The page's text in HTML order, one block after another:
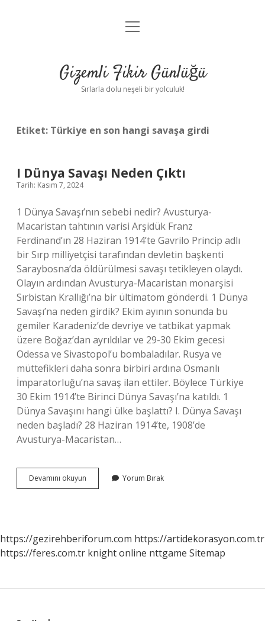
Anasayfa
Yasal Uyarı
menüyü
Gizemli Fikir Günlüğü
Sırlarla dolu neşeli bir yolculuk!
Etiket: Türkiye en son hangi savaşa girdi
I Dünya Savaşı Neden Çıktı
Tarih: Kasım 7, 2024
1 Dünya Savaşı’nın sebebi nedir? Avusturya-
Macaristan tahtının varisi Arşidük Franz
Ferdinand’ın 28 Haziran 1914’te Gavrilo Princip adlı
bir Sırp milliyetçisi tarafından devletin başkenti
Saraybosna’da öldürülmesi savaşı tetikleyen olaydı.
Olayın ardından Avusturya-Macaristan monarşisi
Sırbistan Krallığı’na bir ültimatom gönderdi. 1 Dünya
Savaşı’na neden girdik? Ekim ayının sonunda bu
gemiler Karadeniz’de devriye ve tatbikat yapmak
üzere Boğaz’dan ayrıldılar ve 29-30 Ekim gecesi
Odessa ve Sivastopol’u bombaladılar. Rusya ve
müttefikleri daha sonra birbiri ardına Osmanlı
İmparatorluğu’na savaş ilan ettiler. Böylece Türkiye
30 Ekim 1914’te Birinci Dünya Savaşı’na katıldı. 1
Dünya Savaşını hangi ülke başlattı? I. Dünya Savaşı
neden başladı? 28 Haziran 1914’te, 1908’de
Avusturya-Macaristan…
Devamını okuyun
Dünya
Yorum Bırak
https://gezirehberiforum.com https://artidekorasyon.com.tr
https://feres.com.tr knight online nttgame Sitemap